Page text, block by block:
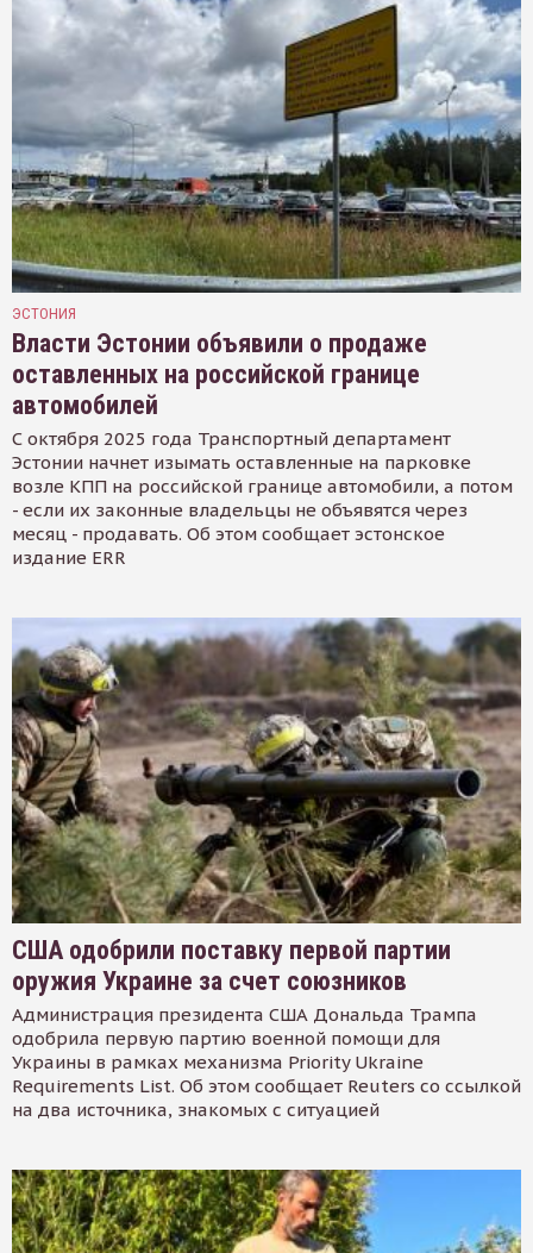
ЭСТОНИЯ
Власти Эстонии объявили о продаже
оставленных на российской границе
автомобилей
С октября 2025 года Транспортный департамент
Эстонии начнет изымать оставленные на парковке
возле КПП на российской границе автомобили, а потом
- если их законные владельцы не объявятся через
месяц - продавать. Об этом сообщает эстонское
издание ERR
США одобрили поставку первой партии
оружия Украине за счет союзников
Администрация президента США Дональда Трампа
одобрила первую партию военной помощи для
Украины в рамках механизма Priority Ukraine
Requirements List. Об этом сообщает Reuters со ссылкой
на два источника, знакомых с ситуацией